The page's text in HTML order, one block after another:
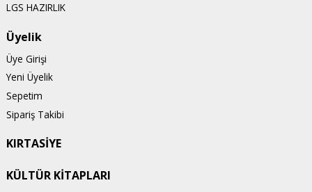
LGS HAZIRLIK
Üyelik
Üye Girişi
Yeni Üyelik
Sepetim
Sipariş Takibi
KIRTASİYE
KÜLTÜR KİTAPLARI